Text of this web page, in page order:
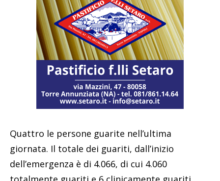
Quattro le persone guarite nell’ultima
giornata. Il totale dei guariti, dall’inizio
dell’emergenza è di 4.066, di cui 4.060